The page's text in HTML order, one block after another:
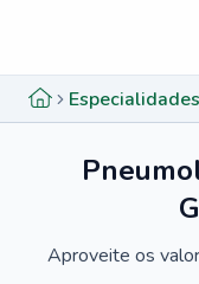
Especialidades
Aproveite os